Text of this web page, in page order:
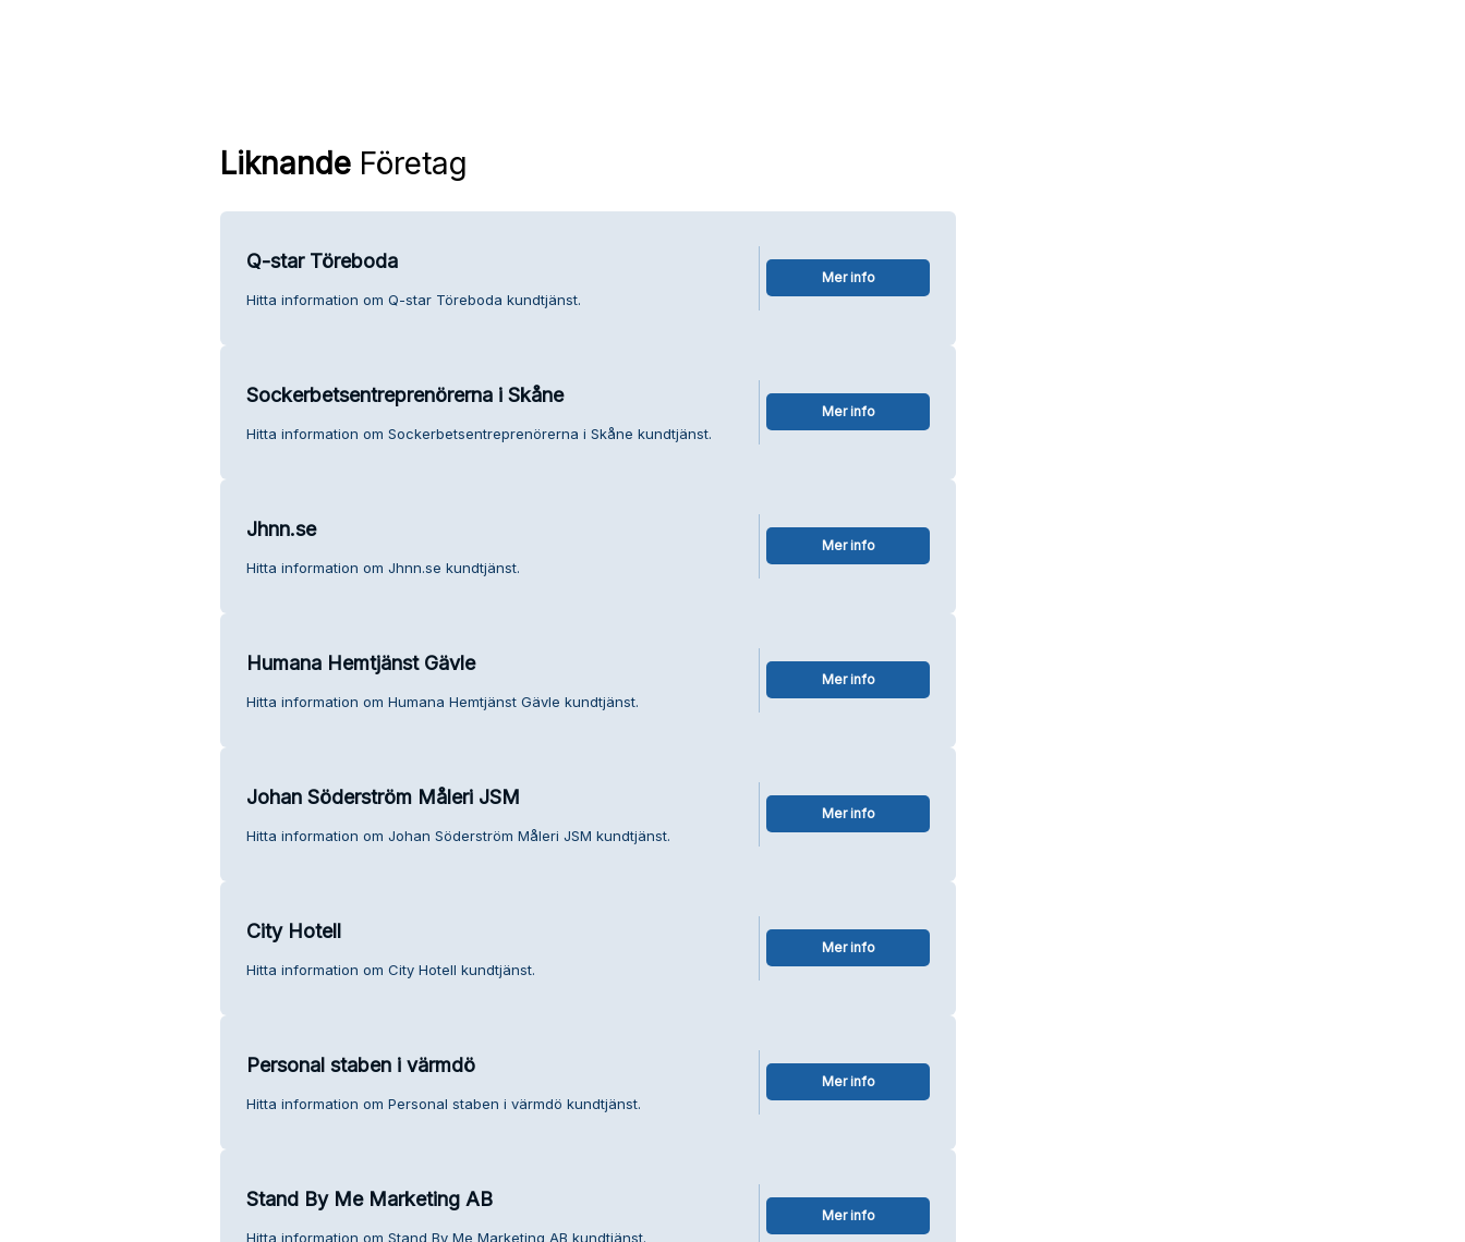
LiknandeFöretag
Q-star Töreboda
Hitta information om Q-star Töreboda kundtjänst.
Mer info
Sockerbetsentreprenörerna i Skåne
Hitta information om Sockerbetsentreprenörerna i Skåne kundtjänst.
Mer info
Jhnn.se
Hitta information om Jhnn.se kundtjänst.
Mer info
Humana Hemtjänst Gävle
Hitta information om Humana Hemtjänst Gävle kundtjänst.
Mer info
Johan Söderström Måleri JSM
Hitta information om Johan Söderström Måleri JSM kundtjänst.
Mer info
City Hotell
Hitta information om City Hotell kundtjänst.
Mer info
Personal staben i värmdö
Hitta information om Personal staben i värmdö kundtjänst.
Mer info
Stand By Me Marketing AB
Hitta information om Stand By Me Marketing AB kundtjänst.
Mer info